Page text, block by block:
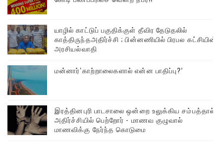
யாழில் காட்டுப் பகுதிக்குள் தீவிர தேடுதலில்
காத்திருந்தஅதிர்ச்சி ; பின்னணியில் பிரபல கட்சியின்
அரசியல்வாதி
மன்னார்‘காற்றாலைகளால் என்ன பாதிப்பு?’
இரத்தினபுரி பாடசாலை ஒன்றை உலுக்கிய சம்பத்தால்
அதிர்ச்சியில் பெற்றோர் - மாணவ குழுவால்
மாணவிக்கு நேர்ந்த கொடுமை